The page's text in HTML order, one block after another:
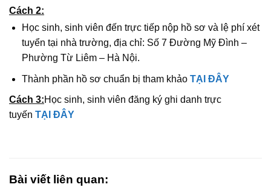
Cách 2:
Học sinh, sinh viên đến trực tiếp nộp hồ sơ và lệ phí xét
tuyển tại nhà trường, địa chỉ: Số 7 Đường Mỹ Đình –
Phường Từ Liêm – Hà Nội.
Thành phần hồ sơ chuẩn bị tham khảo TẠI ĐÂY
Cách 3:Học sinh, sinh viên đăng ký ghi danh trực
tuyến TẠI ĐÂY
Bài viết liên quan: